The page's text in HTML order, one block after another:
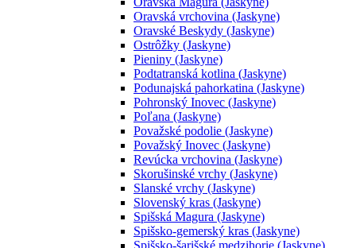
Oravská vrchovina (Jaskyne)
Oravské Beskydy (Jaskyne)
Ostrôžky (Jaskyne)
Pieniny (Jaskyne)
Podtatranská kotlina (Jaskyne)
Podunajská pahorkatina (Jaskyne)
Pohronský Inovec (Jaskyne)
Poľana (Jaskyne)
Považské podolie (Jaskyne)
Považský Inovec (Jaskyne)
Revúcka vrchovina (Jaskyne)
Skorušinské vrchy (Jaskyne)
Slanské vrchy (Jaskyne)
Slovenský kras (Jaskyne)
Spišská Magura (Jaskyne)
Spišsko-gemerský kras (Jaskyne)
Spišsko-šarišské medzihorie (Jaskyne)